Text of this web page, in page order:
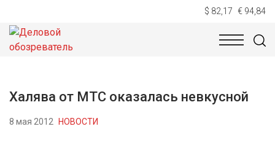
$ 82,17 € 94,84
НОВОСТИ
Халява от МТС оказалась невкусной
8 мая 2012 НОВОСТИ